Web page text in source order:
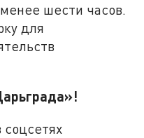
шести часов.
для